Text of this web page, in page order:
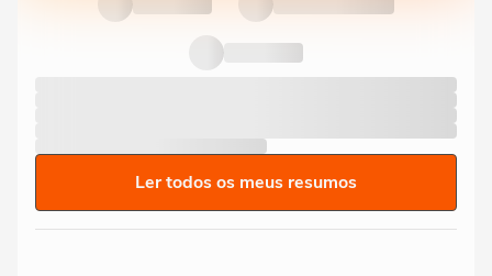
Ler todos os meus resumos